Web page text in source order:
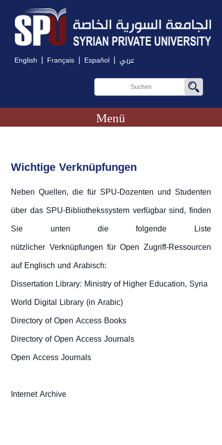
English | Français | Español | عربي
Menü
Wichtige Verknüpfungen
Neben Quellen, die für SPU-Dozenten und Studenten
über das SPU-Bibliothekssystem verfügbar sind, finden
Sie unten die folgende Liste
nützlicher Verknüpfungen für Open Zugriff-Ressourcen
auf Englisch und Arabisch:
Dissertation Library: Ministry of Higher Education, Syria
World Digital Library (in Arabic)
Directory of Open Access Books
Directory of Open Access Journals
Open Access Journals
Internet Archive